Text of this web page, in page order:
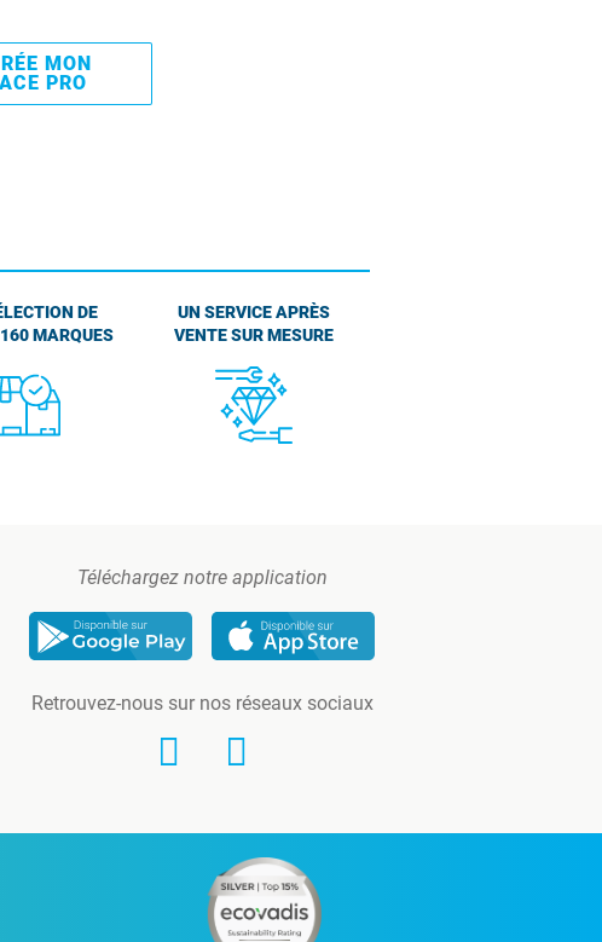
MON
PRO
DE
MARQUES
UN SERVICE APRÈS
VENTE SUR MESURE
Téléchargez notre application
Retrouvez-nous sur nos réseaux sociaux